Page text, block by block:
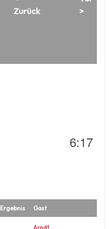
Zurück
>
6:17
Ergebnis Gast
Arndt,